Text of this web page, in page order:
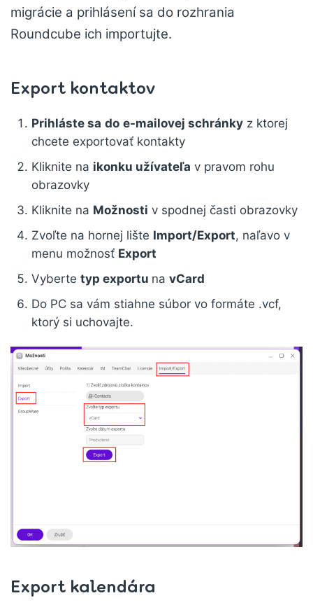
migrácie a prihlásení sa do rozhrania
Roundcube ich importujte.
Export kontaktov
Prihláste sa do e-mailovej schránky z ktorej
chcete exportovať kontakty
Kliknite na ikonku užívateľa v pravom rohu
obrazovky
Kliknite na Možnosti v spodnej časti obrazovky
Zvoľte na hornej lište Import/Export, naľavo v
menu možnosť Export
Vyberte typ exportu na vCard
Do PC sa vám stiahne súbor vo formáte .vcf,
ktorý si uchovajte.
Export kalendára